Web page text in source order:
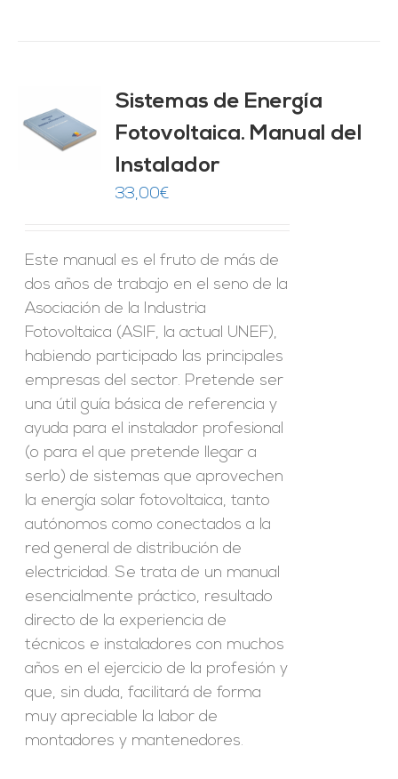
de 5
Sistemas de Energía
Fotovoltaica. Manual del
Instalador
33,00€
Este manual es el fruto de más de
dos años de trabajo en el seno de la
Asociación de la Industria
Fotovoltaica (ASIF, la actual UNEF),
habiendo participado las principales
empresas del sector. Pretende ser
una útil guía básica de referencia y
ayuda para el instalador profesional
(o para el que pretende llegar a
serlo) de sistemas que aprovechen
la energía solar fotovoltaica, tanto
autónomos como conectados a la
red general de distribución de
electricidad. Se trata de un manual
esencialmente práctico, resultado
directo de la experiencia de
técnicos e instaladores con muchos
años en el ejercicio de la profesión y
que, sin duda, facilitará de forma
muy apreciable la labor de
montadores y mantenedores.